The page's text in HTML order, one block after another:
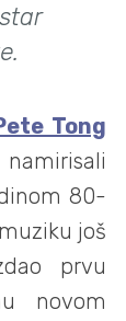
Tong
80-
još
prvu
novom